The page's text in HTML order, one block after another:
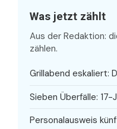
Was jetzt zählt
Aus der Redaktion:
zählen.
Grillabend eskaliert:
Sieben Überfälle: 17-
Personalausweis